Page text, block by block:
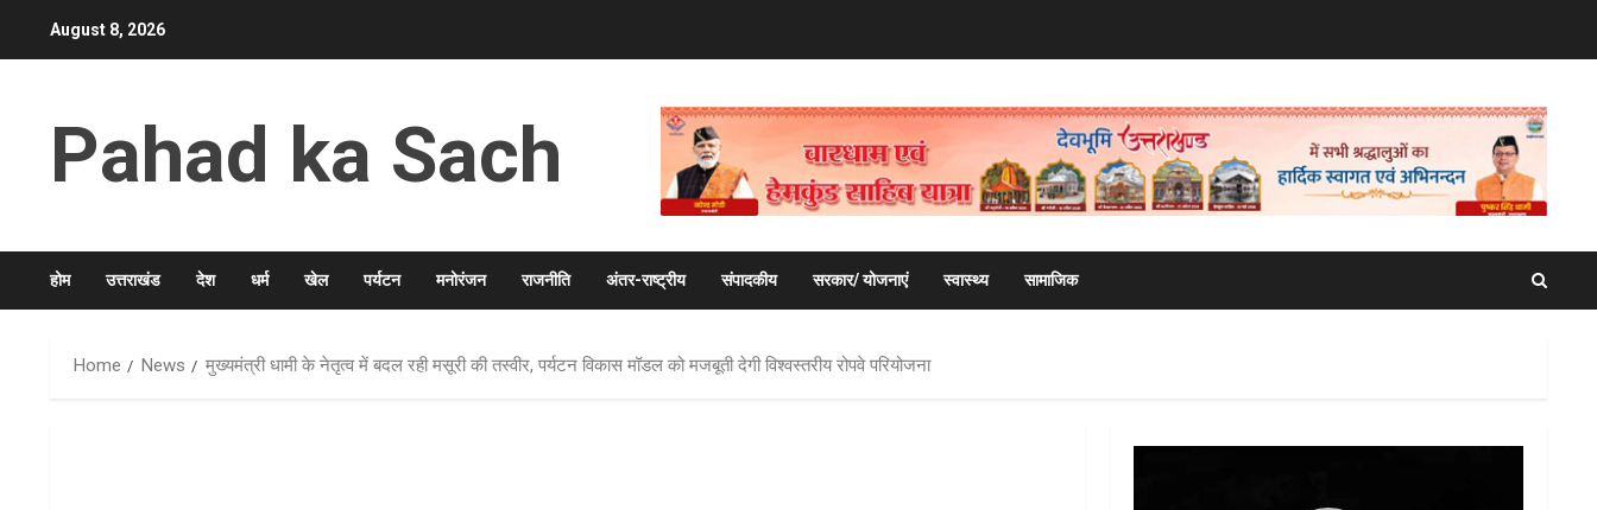
August 8, 2026
Pahad ka Sach
होम उत्तराखंड देश धर्म खेल पर्यटन मनोरंजन राजनीति अंतर-राष्ट्रीय संपादकीय सरकार/ योजनाएं स्वास्थ्य सामाजिक
Home News मुख्यमंत्री धामी के नेतृत्व में बदल रही मसूरी की तस्वीर, पर्यटन विकास मॉडल को मजबूती देगी विश्वस्तरीय रोपवे परियोजना